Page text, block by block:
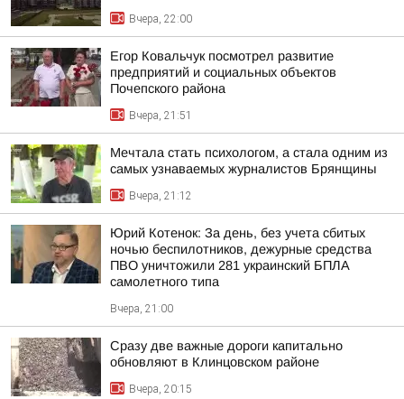
Вчера, 22:00
Егор Ковальчук посмотрел развитие
предприятий и социальных объектов
Почепского района
Вчера, 21:51
Мечтала стать психологом, а стала одним из
самых узнаваемых журналистов Брянщины
Вчера, 21:12
Юрий Котенок: За день, без учета сбитых
ночью беспилотников, дежурные средства
ПВО уничтожили 281 украинский БПЛА
самолетного типа
Вчера, 21:00
Сразу две важные дороги капитально
обновляют в Клинцовском районе
Вчера, 20:15